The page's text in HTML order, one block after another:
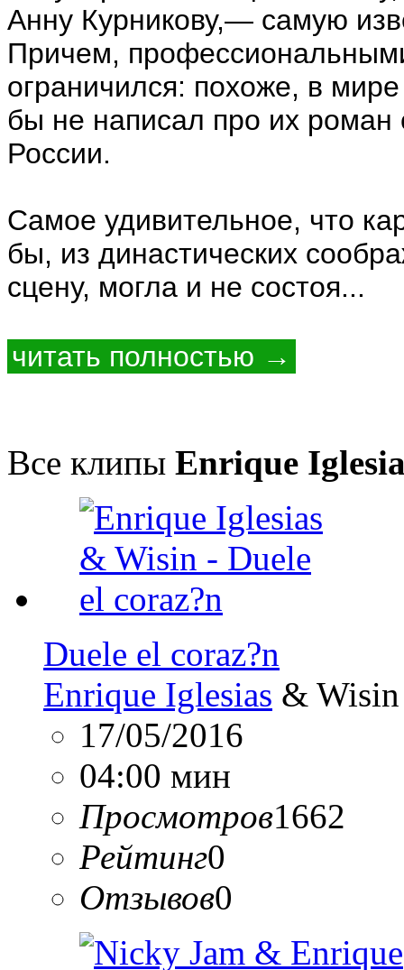
Анну Курникову,— самую
Причем,
ограничился: похоже, в
бы не написал про их роман
России.
Самое удивительное, что
бы, из династических
сцену, могла и не состоя...
читать полностью →
Все клипы Enrique
Duele el coraz?n
Enrique Iglesias & Wisin
17/05/2016
04:00 мин
Просмотров1662
Рейтинг0
Отзывов0